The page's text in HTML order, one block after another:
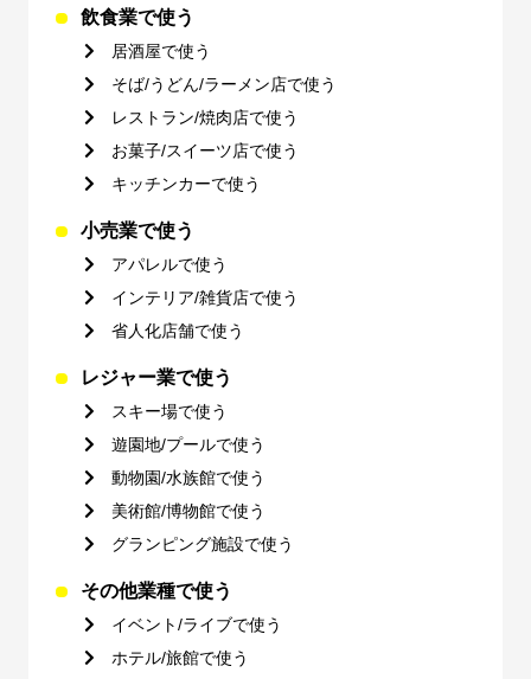
飲食業で使う
居酒屋で使う
そば/うどん/ラーメン店で使う
レストラン/焼肉店で使う
お菓子/スイーツ店で使う
キッチンカーで使う
小売業で使う
アパレルで使う
インテリア/雑貨店で使う
省人化店舗で使う
レジャー業で使う
スキー場で使う
遊園地/プールで使う
動物園/水族館で使う
美術館/博物館で使う
グランピング施設で使う
その他業種で使う
イベント/ライブで使う
ホテル/旅館で使う